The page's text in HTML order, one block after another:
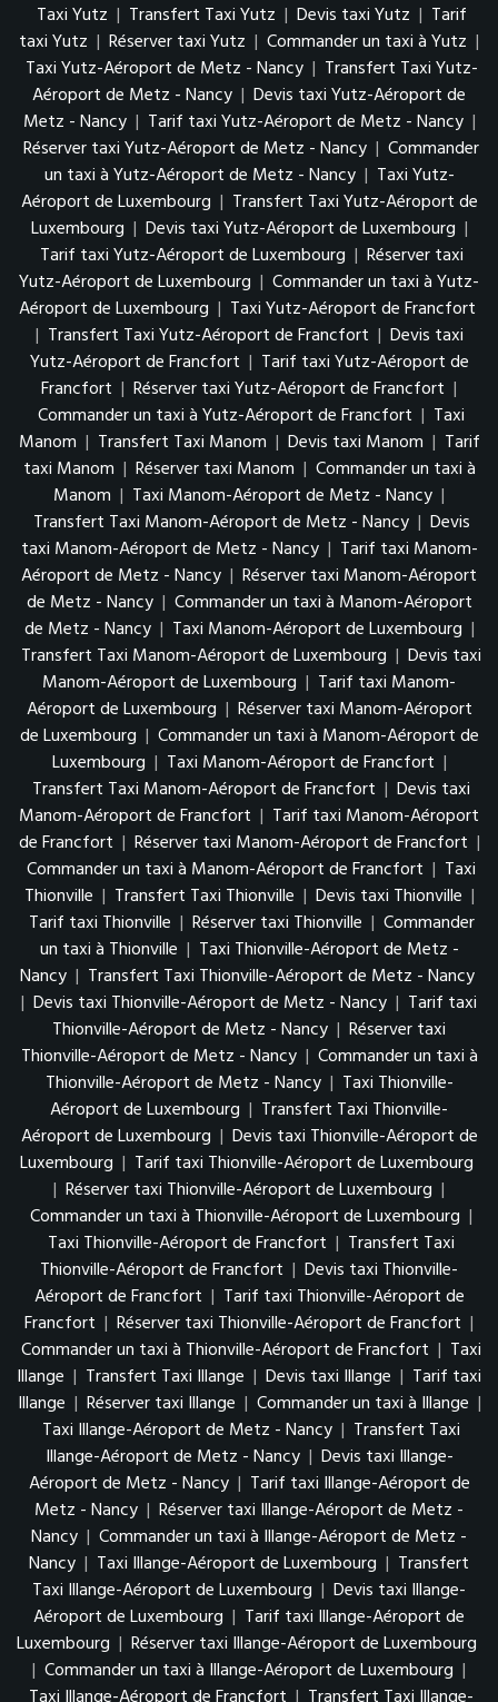
Taxi Yutz | Transfert Taxi Yutz | Devis taxi Yutz | Tarif
taxi Yutz | Réserver taxi Yutz | Commander un taxi à Yutz |
Taxi Yutz-Aéroport de Metz - Nancy | Transfert Taxi Yutz-
Aéroport de Metz - Nancy | Devis taxi Yutz-Aéroport de
Metz - Nancy | Tarif taxi Yutz-Aéroport de Metz - Nancy |
Réserver taxi Yutz-Aéroport de Metz - Nancy | Commander
un taxi à Yutz-Aéroport de Metz - Nancy | Taxi Yutz-
Aéroport de Luxembourg | Transfert Taxi Yutz-Aéroport de
Luxembourg | Devis taxi Yutz-Aéroport de Luxembourg |
Tarif taxi Yutz-Aéroport de Luxembourg | Réserver taxi
Yutz-Aéroport de Luxembourg | Commander un taxi à Yutz-
Aéroport de Luxembourg | Taxi Yutz-Aéroport de Francfort
| Transfert Taxi Yutz-Aéroport de Francfort | Devis taxi
Yutz-Aéroport de Francfort | Tarif taxi Yutz-Aéroport de
Francfort | Réserver taxi Yutz-Aéroport de Francfort |
Commander un taxi à Yutz-Aéroport de Francfort | Taxi
Manom | Transfert Taxi Manom | Devis taxi Manom | Tarif
taxi Manom | Réserver taxi Manom | Commander un taxi à
Manom | Taxi Manom-Aéroport de Metz - Nancy |
Transfert Taxi Manom-Aéroport de Metz - Nancy | Devis
taxi Manom-Aéroport de Metz - Nancy | Tarif taxi Manom-
Aéroport de Metz - Nancy | Réserver taxi Manom-Aéroport
de Metz - Nancy | Commander un taxi à Manom-Aéroport
de Metz - Nancy | Taxi Manom-Aéroport de Luxembourg |
Transfert Taxi Manom-Aéroport de Luxembourg | Devis taxi
Manom-Aéroport de Luxembourg | Tarif taxi Manom-
Aéroport de Luxembourg | Réserver taxi Manom-Aéroport
de Luxembourg | Commander un taxi à Manom-Aéroport de
Luxembourg | Taxi Manom-Aéroport de Francfort |
Transfert Taxi Manom-Aéroport de Francfort | Devis taxi
Manom-Aéroport de Francfort | Tarif taxi Manom-Aéroport
de Francfort | Réserver taxi Manom-Aéroport de Francfort |
Commander un taxi à Manom-Aéroport de Francfort | Taxi
Thionville | Transfert Taxi Thionville | Devis taxi Thionville |
Tarif taxi Thionville | Réserver taxi Thionville | Commander
un taxi à Thionville | Taxi Thionville-Aéroport de Metz -
Nancy | Transfert Taxi Thionville-Aéroport de Metz - Nancy
| Devis taxi Thionville-Aéroport de Metz - Nancy | Tarif taxi
Thionville-Aéroport de Metz - Nancy | Réserver taxi
Thionville-Aéroport de Metz - Nancy | Commander un taxi à
Thionville-Aéroport de Metz - Nancy | Taxi Thionville-
Aéroport de Luxembourg | Transfert Taxi Thionville-
Aéroport de Luxembourg | Devis taxi Thionville-Aéroport de
Luxembourg | Tarif taxi Thionville-Aéroport de Luxembourg
| Réserver taxi Thionville-Aéroport de Luxembourg |
Commander un taxi à Thionville-Aéroport de Luxembourg |
Taxi Thionville-Aéroport de Francfort | Transfert Taxi
Thionville-Aéroport de Francfort | Devis taxi Thionville-
Aéroport de Francfort | Tarif taxi Thionville-Aéroport de
Francfort | Réserver taxi Thionville-Aéroport de Francfort |
Commander un taxi à Thionville-Aéroport de Francfort | Taxi
Illange | Transfert Taxi Illange | Devis taxi Illange | Tarif taxi
Illange | Réserver taxi Illange | Commander un taxi à Illange |
Taxi Illange-Aéroport de Metz - Nancy | Transfert Taxi
Illange-Aéroport de Metz - Nancy | Devis taxi Illange-
Aéroport de Metz - Nancy | Tarif taxi Illange-Aéroport de
Metz - Nancy | Réserver taxi Illange-Aéroport de Metz -
Nancy | Commander un taxi à Illange-Aéroport de Metz -
Nancy | Taxi Illange-Aéroport de Luxembourg | Transfert
Taxi Illange-Aéroport de Luxembourg | Devis taxi Illange-
Aéroport de Luxembourg | Tarif taxi Illange-Aéroport de
Luxembourg | Réserver taxi Illange-Aéroport de Luxembourg
| Commander un taxi à Illange-Aéroport de Luxembourg |